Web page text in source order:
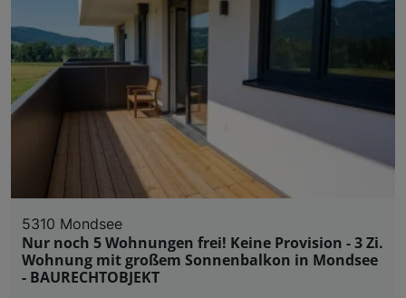
5310 Mondsee
Nur noch 5 Wohnungen frei! Keine Provision - 3 Zi.
Wohnung mit großem Sonnenbalkon in Mondsee
- BAURECHTOBJEKT